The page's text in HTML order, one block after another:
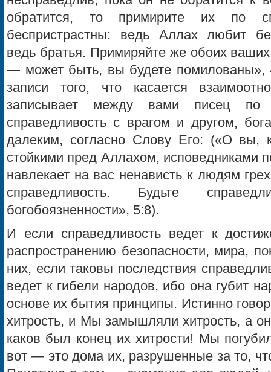
обратится, то примирите их по
беспристрастны: ведь Аллах любит
ведь братья. Примиряйте же обоих
— может быть, вы будете помилованы»,
записи того, что касается
записывает между вами писец по
справедливость с врагом и другом,
далеким, согласно Слову Его: («О вы,
стойкими пред Аллахом, исповедниками
навлекает на вас ненависть к людям
справедливость. Будьте
богобоязненности», 5:8).
И если справедливость ведет к
распространению безопасности, мира,
них, если таковы последствия
ведет к гибели народов, ибо она губит
основе их бытия принципы. Истинно
хитрость, и Мы замышляли хитрость, а
каков был конец их хитрости! Мы
вот — это дома их, разрушенные за то,